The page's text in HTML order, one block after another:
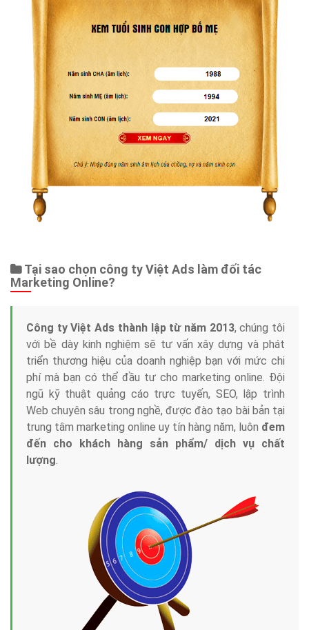
Tại sao chọn công ty Việt Ads làm đối tác
Marketing Online?
Công ty Việt Ads thành lập từ năm 2013, chúng tôi
với bề dày kinh nghiệm sẽ tư vấn xây dựng và phát
triển thương hiệu của doanh nghiệp bạn với mức chi
phí mà bạn có thể đầu tư cho marketing online. Đội
ngũ kỹ thuật quảng cáo trực tuyến, SEO, lập trình
Web chuyên sâu trong nghề, được đào tạo bài bản tại
trung tâm marketing online uy tín hàng năm, luôn đem
đến cho khách hàng sản phẩm/ dịch vụ chất
lượng.